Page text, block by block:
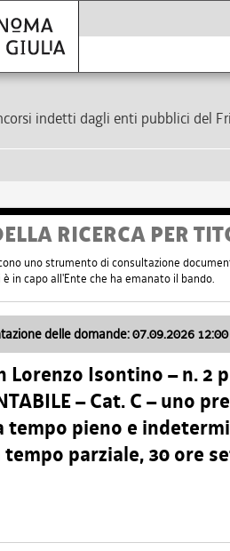
indetti dagli enti pubblici del
RICERCA PER
uno strumento di consultazione
in capo all'Ente che ha emanato il bando.
delle domande: 07.09.2026 12:00
Lorenzo Isontino – n. 2
– Cat. C – uno
tempo pieno e
parziale, 30 ore